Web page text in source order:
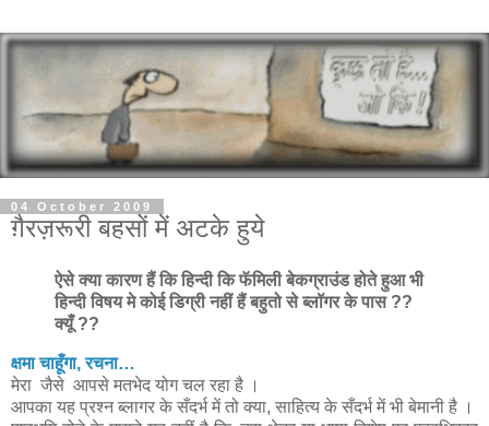
04 October 2009
ग़ैरज़रूरी बहसों में अटके हुये
ऐसे क्या कारण हैं कि हिन्दी कि फॅमिली बेकग्राउंड होते हुआ भी
हिन्दी विषय मे कोई डिग्री नहीं हैं बहुतो से ब्लॉगर के पास ??
क्यूँ ??
क्षमा चाहूँगा, रचना…
मेरा जैसे आपसे मतभेद योग चल रहा है ।
आपका यह प्रश्न ब्लागर के सँदर्भ में तो क्या, साहित्य के सँदर्भ में भी बेमानी है ।